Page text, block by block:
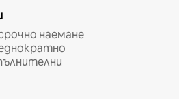
наемане